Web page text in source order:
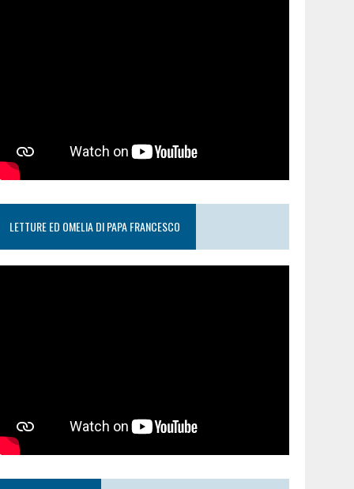
LETTURE ED OMELIA DI PAPA FRANCESCO